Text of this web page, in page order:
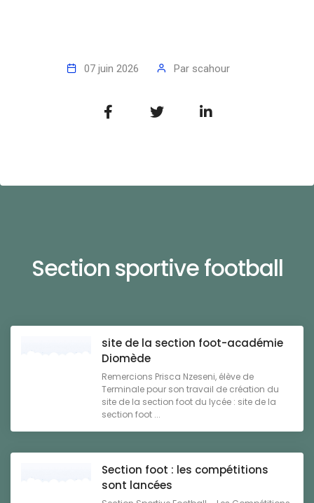
07 juin 2026 Par scahour
Section sportive football
site de la section foot-académie
Diomède
Remercions Prisca Nzeseni, élève de
Terminale pour son travail de création du
site de la section foot du lycée : site de la
section foot ...
Section foot : les compétitions
sont lancées